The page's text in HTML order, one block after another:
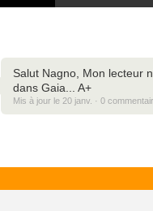
Salut Nagno, Mon lecteur
dans Gaia... A+
Mis à jour le 20 janv. · 0